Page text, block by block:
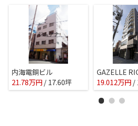
内海電銅ビル
21.78万円/ 17.60坪
GAZELLE
19.012万円/